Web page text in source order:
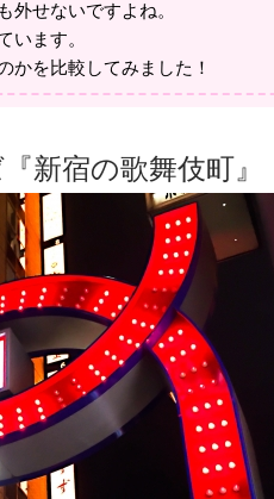
せないですよね。
ます。
かを比較してみました！
新宿の歌舞伎町』